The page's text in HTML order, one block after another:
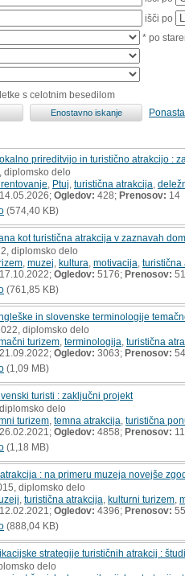
išči po
* po
s celotnim besedilom
prireditvijo in turistično atrakcijo :
diplomsko delo
Ptuj turistična atrakcija
14.05.2026; Ogledov: 428; Prenosov: 14
(574,40 KB)
kot turistična atrakcija v zaznavah
diplomsko delo
muzej kultura motivacija turistična
17.10.2022; Ogledov: 5176; Prenosov: 51
(761,85 KB)
in slovenske terminologije
diplomsko delo
turizem terminologija turistična
21.09.2022; Ogledov: 3063; Prenosov: 54
(1,09 MB)
turisti : zaključni projekt
diplomsko delo
turizem temna atrakcija turistična
26.02.2021; Ogledov: 4858; Prenosov:
(1,18 MB)
: na primeru muzeja novejše
diplomsko delo
turistična atrakcija kulturni turizem
12.02.2021; Ogledov: 4396; Prenosov: 55
(888,04 KB)
strategije turističnih atrakcij :
delo